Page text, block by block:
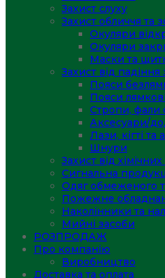
Захист слуху
Захист обличчя та
Окуляри
Окуляри
Маски та
Захист від падіння
Пояси
Пояси лямкові
Стропи, фали
Аксесуари/
Лази, кігті та
Шнури
Захист від
Сигнальна
Одяг обмеженого
Пожежне
Наколінники та
Мийні засоби
РОЗПРОДАЖ
Про компанію
Виробництво
Доставка та оплата